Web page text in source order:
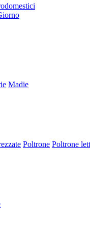
Madie
Poltrone Poltrone